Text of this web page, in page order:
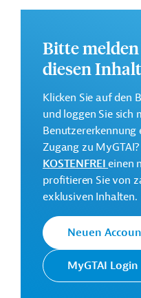
Weitere Informationen
Gesamtkosten:
1,8 Millionen US-Dollar
Geberbeitrag:
1,8 Millionen US-Dollar
Kontaktadresse
Interamerikanische
Entwicklungsbank
(IDB)
Bitte melden
diesen
Klicken Sie auf den
und loggen Sie sich
Benutzererkennung
Zugang zu
KOSTENFREIeinen
profitieren Sie von
exklusiven Inhalten.
Neuen
MyGTAI Login